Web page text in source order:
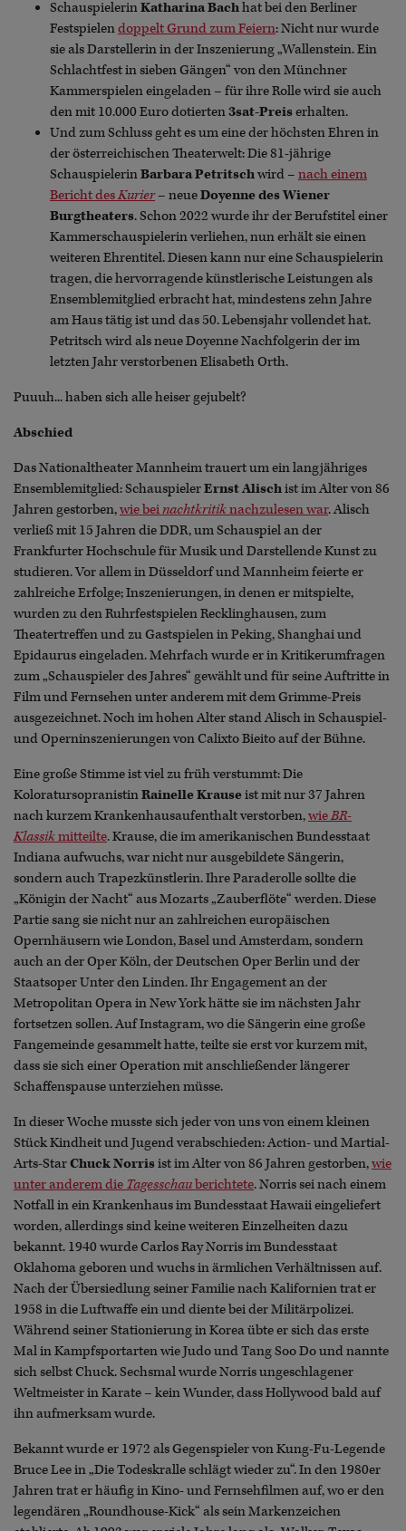
SchauspielerinKatharina Bachhat bei den Berliner
Festspielendoppelt Grund zum Feiern: Nicht nur wurde
sie als Darstellerin in der Inszenierung „Wallenstein. Ein
Schlachtfest in sieben Gängen“ von den Münchner
Kammerspielen eingeladen – für ihre Rolle wird sie auch
den mit 10.000 Euro dotierten3sat-Preiserhalten.
Und zum Schluss geht es um eine der höchsten Ehren in
der österreichischen Theaterwelt: Die 81-jährige
SchauspielerinBarbara Petritschwird – nach einem
Bericht desKurier– neueDoyenne des Wiener
Burgtheaters. Schon 2022 wurde ihr der Berufstitel einer
Kammerschauspielerin verliehen, nun erhält sie einen
weiteren Ehrentitel. Diesen kann nur eine Schauspielerin
tragen, die hervorragende künstlerische Leistungen als
Ensemblemitglied erbracht hat, mindestens zehn Jahre
am Haus tätig ist und das 50. Lebensjahr vollendet hat.
Petritsch wird als neue Doyenne Nachfolgerin der im
letzten Jahr verstorbenen Elisabeth Orth.
Puuuh... haben sich alle heiser gejubelt?
Abschied
Das Nationaltheater Mannheim trauert um ein langjähriges
Ensemblemitglied: SchauspielerErnst Alischist im Alter von 86
Jahren gestorben,wie beinachtkritiknachzulesen war. Alisch
verließ mit 15 Jahren die DDR, um Schauspiel an der
Frankfurter Hochschule für Musik und Darstellende Kunst zu
studieren. Vor allem in Düsseldorf und Mannheim feierte er
zahlreiche Erfolge; Inszenierungen, in denen er mitspielte,
wurden zu den Ruhrfestspielen Recklinghausen, zum
Theatertreffen und zu Gastspielen in Peking, Shanghai und
Epidaurus eingeladen. Mehrfach wurde er in Kritikerumfragen
zum „Schauspieler des Jahres“ gewählt und für seine Auftritte in
Film und Fernsehen unter anderem mit dem Grimme-Preis
ausgezeichnet. Noch im hohen Alter stand Alisch in Schauspiel-
und Operninszenierungen von Calixto Bieito auf der Bühne.
Eine große Stimme ist viel zu früh verstummt: Die
KoloratursopranistinRainelle Krauseist mit nur 37 Jahren
nach kurzem Krankenhausaufenthalt verstorben,wieBR-
Klassikmitteilte. Krause, die im amerikanischen Bundesstaat
Indiana aufwuchs, war nicht nur ausgebildete Sängerin,
sondern auch Trapezkünstlerin. Ihre Paraderolle sollte die
„Königin der Nacht“ aus Mozarts „Zauberflöte“ werden. Diese
Partie sang sie nicht nur an zahlreichen europäischen
Opernhäusern wie London, Basel und Amsterdam, sondern
auch an der Oper Köln, der Deutschen Oper Berlin und der
Staatsoper Unter den Linden. Ihr Engagement an der
Metropolitan Opera in New York hätte sie im nächsten Jahr
fortsetzen sollen. Auf Instagram, wo die Sängerin eine große
Fangemeinde gesammelt hatte, teilte sie erst vor kurzem mit,
dass sie sich einer Operation mit anschließender längerer
Schaffenspause unterziehen müsse.
In dieser Woche musste sich jeder von uns von einem kleinen
Stück Kindheit und Jugend verabschieden: Action- und Martial-
Arts-StarChuck Norrisist im Alter von 86 Jahren gestorben,wie
unter anderem die Tagesschauberichtete. Norris sei nach einem
Notfall in ein Krankenhaus im Bundesstaat Hawaii eingeliefert
worden, allerdings sind keine weiteren Einzelheiten dazu
bekannt. 1940 wurde Carlos Ray Norris im Bundesstaat
Oklahoma geboren und wuchs in ärmlichen Verhältnissen auf.
Nach der Übersiedlung seiner Familie nach Kalifornien trat er
1958 in die Luftwaffe ein und diente bei der Militärpolizei.
Während seiner Stationierung in Korea übte er sich das erste
Mal in Kampfsportarten wie Judo und Tang Soo Do und nannte
sich selbst Chuck. Sechsmal wurde Norris ungeschlagener
Weltmeister in Karate – kein Wunder, dass Hollywood bald auf
ihn aufmerksam wurde.
Bekannt wurde er 1972 als Gegenspieler von Kung-Fu-Legende
Bruce Lee in „Die Todeskralle schlägt wieder zu“. In den 1980er
Jahren trat er häufig in Kino- und Fernsehfilmen auf, wo er den
legendären „Roundhouse-Kick“ als sein Markenzeichen